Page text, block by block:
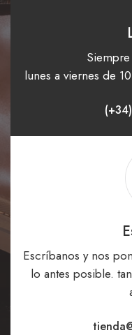
lunes a viernes de
Escríbanos y nos
lo antes posible.